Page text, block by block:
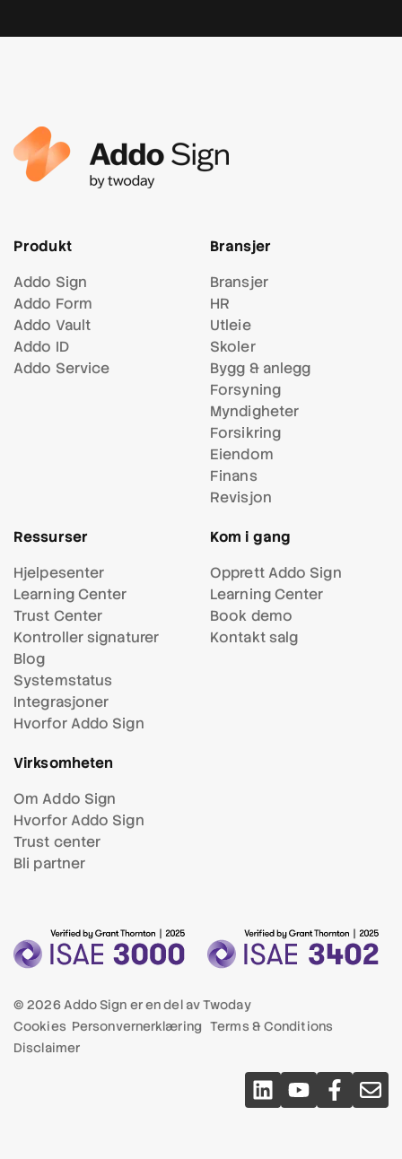
Produkt
Addo Sign
Addo Form
Addo Vault
Addo ID
Addo Service
Bransjer
Bransjer
HR
Utleie
Skoler
Bygg & anlegg
Forsyning
Myndigheter
Forsikring
Eiendom
Finans
Revisjon
Ressurser
Hjelpesenter
Learning Center
Trust Center
Kontroller signaturer
Blog
Systemstatus
Integrasjoner
Hvorfor Addo Sign
Kom i gang
Opprett Addo Sign
Learning Center
Book demo
Kontakt salg
Virksomheten
Om Addo Sign
Hvorfor Addo Sign
Trust center
Bli partner
© 2026 Addo Sign er en del avTwoday
Cookies Personvernerklæring Terms & Conditions
Disclaimer